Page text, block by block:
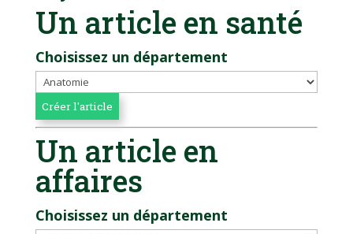
Un article en santé
Choisissez un département
Un article en
affaires
Choisissez un département